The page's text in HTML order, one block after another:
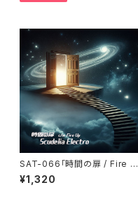
SAT-066「時間の扉 / Fire U
p」Scudelia Electro・通常盤
¥1,320